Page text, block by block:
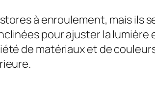
à enroulement, mais ils
pour ajuster la
de matériaux et de